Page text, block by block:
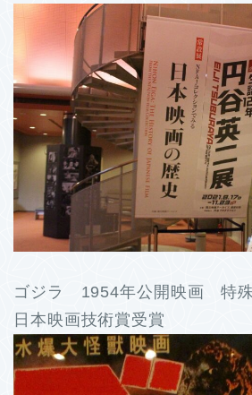
ゴジラ 1954年公開映画 特殊
日本映画技術賞受賞